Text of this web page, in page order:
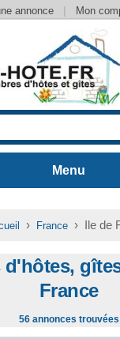
annonce | Mon
› France › Ile de
d'hôtes,
France
56 annonces trouvées